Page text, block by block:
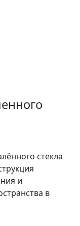
стекла
и
в